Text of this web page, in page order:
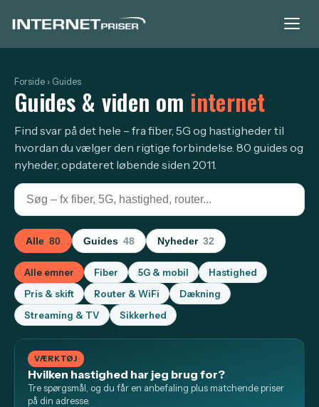
Forside › Guides
Guides & viden om internet
Find svar på det hele – fra fiber, 5G og hastigheder til
hvordan du vælger den rigtige forbindelse. 80 guides og
nyheder, opdateret løbende siden 2011.
Alle 80 Guides 48 Nyheder 32
Alle emner Fiber 5G & mobil
Hastighed
Pris & skift
Router & WiFi
Dækning
Streaming & TV
Sikkerhed
VÆRKTØJ
Hvilken hastighed har jeg brug for?
Tre spørgsmål, og du får en anbefaling plus matchende priser
på din adresse.